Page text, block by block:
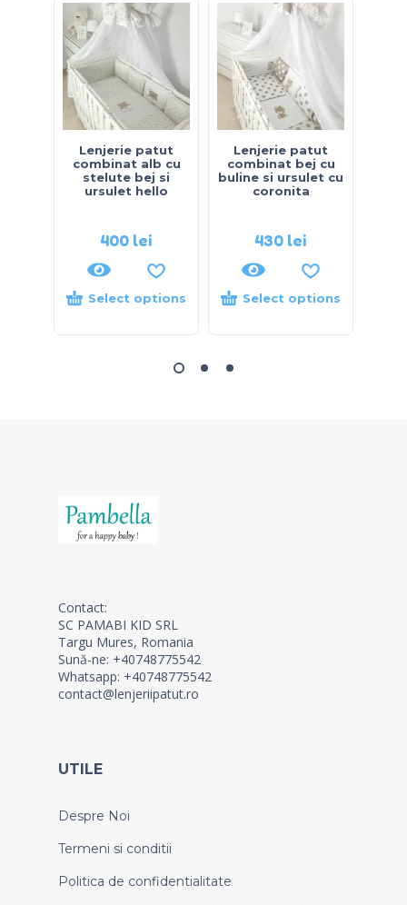
Lenjerie patut
combinat alb cu
stelute bej si
ursulet hello
400 lei
Select options
Lenjerie patut
combinat bej cu
buline si ursulet cu
coronita
430 lei
Select options
Contact:
SC PAMABI KID SRL
Targu Mures, Romania
Sună-ne: +40748775542
Whatsapp: +40748775542
contact@lenjeriipatut.ro
UTILE
Despre Noi
Termeni si conditii
Politica de confidentialitate